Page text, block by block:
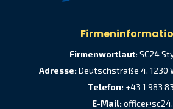
Firmenwortlaut:SC24
Adresse:Deutschstraße 4, 1230
Telefon: +43 1 983
E-Mail: